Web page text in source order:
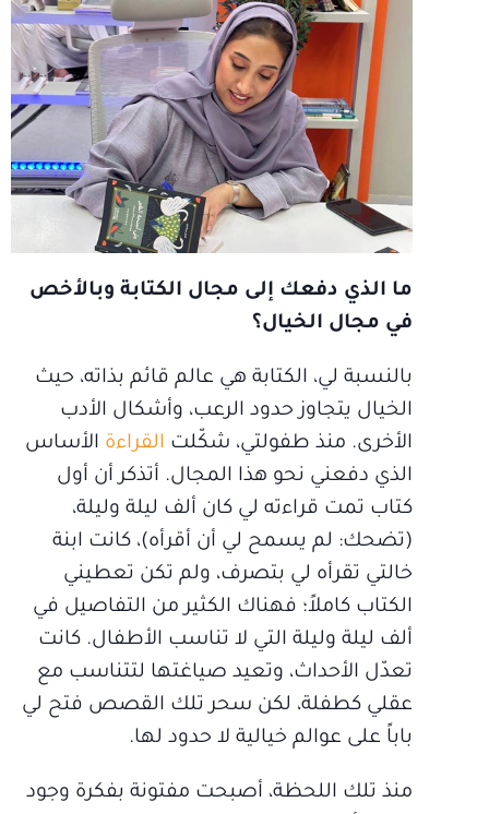
ما الذي دفعك إلى مجال الكتابة وبالأخص
في مجال الخيال؟
بالنسبة لي، الكتابة هي عالم قائم بذاته، حيث
الخيال يتجاوز حدود الرعب، وأشكال الأدب
الأخرى. منذ طفولتي، شكّلت القراءة الأساس
الذي دفعني نحو هذا المجال. أتذكر أن أول
كتاب تمت قراءته لي كان ألف ليلة وليلة،
(تضحك: لم يسمح لي أن أقرأه)، كانت ابنة
خالتي تقرأه لي بتصرف، ولم تكن تعطيني
الكتاب كاملاً؛ فهناك الكثير من التفاصيل في
ألف ليلة وليلة التي لا تناسب الأطفال. كانت
تعدّل الأحداث، وتعيد صياغتها لتتناسب مع
عقلي كطفلة، لكن سحر تلك القصص فتح لي
باباً على عوالم خيالية لا حدود لها.
منذ تلك اللحظة، أصبحت مفتونة بفكرة وجود